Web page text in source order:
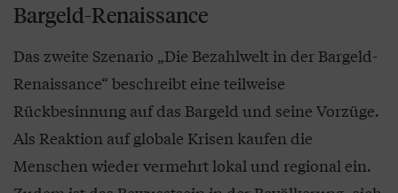
Bargeld-Renaissance
Das zweite Szenario „Die Bezahlwelt in der Bargeld-
Renaissance“ beschreibt eine teilweise
Rückbesinnung auf das Bargeld und seine Vorzüge.
Als Reaktion auf globale Krisen kaufen die
Menschen wieder vermehrt lokal und regional ein.